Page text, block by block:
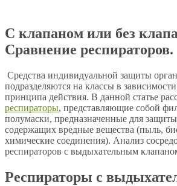
С клапаном или без
Сравнение респираторов.
Средства индивидуальной защиты
подразделяются на классы в
принципа действия. В данной статье
респираторы, представляющие собой
полумаски, предназначенные для защиты
содержащих вредные вещества (пыль,
химические соединения). Анализ
респираторов с выдыхательным
Респираторы с